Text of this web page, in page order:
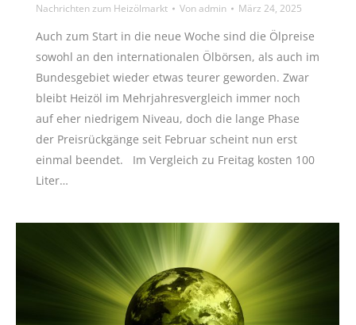
Nachrichten zum Heizölmarkt Vonadmin März 24, 2025
Auch zum Start in die neue Woche sind die Ölpreise
sowohl an den internationalen Ölbörsen, als auch im
Bundesgebiet wieder etwas teurer geworden. Zwar
bleibt Heizöl im Mehrjahresvergleich immer noch
auf eher niedrigem Niveau, doch die lange Phase
der Preisrückgänge seit Februar scheint nun erst
einmal beendet. Im Vergleich zu Freitag kosten 100
Liter…